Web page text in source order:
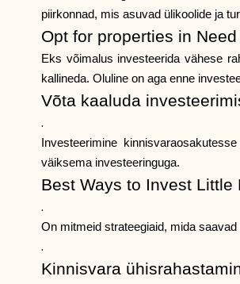
piirkonnad, mis asuvad ülikoolide ja
Opt for properties in
Eks võimalus investeerida vähese
kallineda. Oluline on aga enne
Võta kaaluda
.
Investeerimine
väiksema investeeringuga.
Best Ways to Invest Little
.
On mitmeid strateegiaid, mida
.
Kinnisvara